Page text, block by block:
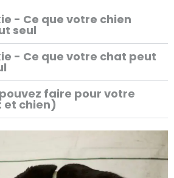
- Ce que votre chien
seul
- Ce que votre chat peut
faire pour votre
chien)